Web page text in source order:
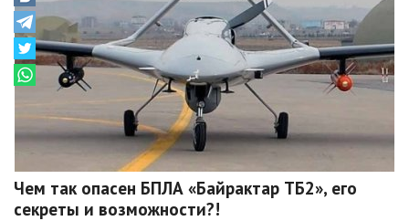
Чем так опасен БПЛА «Байрактар ТБ2», его
секреты и возможности?!